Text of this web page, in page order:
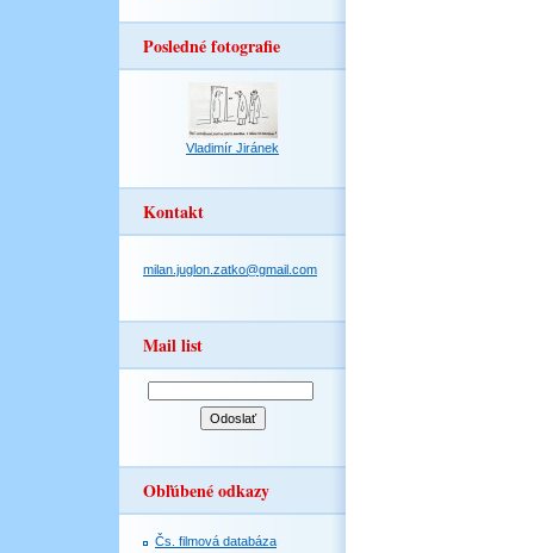
Posledné fotografie
Vladimír Jiránek
Kontakt
milan.juglon.zatko@gmail.com
Mail list
Obľúbené odkazy
Čs. filmová databáza